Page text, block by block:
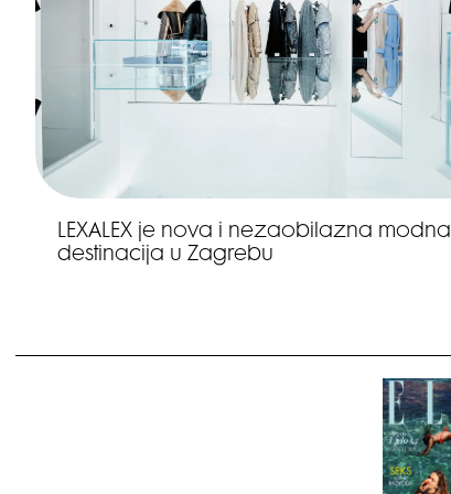
LEXALEX je nova i nezaobilazna modna
destinacija u Zagrebu